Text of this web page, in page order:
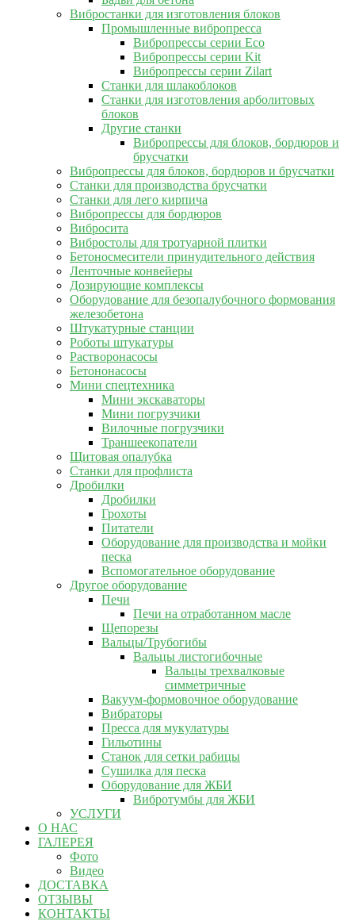
Вибростанки для изготовления блоков
Промышленные вибропресса
Вибропрессы серии Eco
Вибропрессы серии Kit
Вибропрессы серии Zilart
Станки для шлакоблоков
Станки для изготовления арболитовых
блоков
Другие станки
Вибропрессы для блоков, бордюров и
брусчатки
Вибропрессы для блоков, бордюров и брусчатки
Станки для производства брусчатки
Станки для лего кирпича
Вибропрессы для бордюров
Вибросита
Вибростолы для тротуарной плитки
Бетоносмесители принудительного действия
Ленточные конвейеры
Дозирующие комплексы
Оборудование для безопалубочного формования
железобетона
Штукатурные станции
Роботы штукатуры
Растворонасосы
Бетононасосы
Мини спецтехника
Мини экскаваторы
Мини погрузчики
Вилочные погрузчики
Траншеекопатели
Щитовая опалубка
Станки для профлиста
Дробилки
Дробилки
Грохоты
Питатели
Оборудование для производства и мойки
песка
Вспомогательное оборудование
Другое оборудование
Печи
Печи на отработанном масле
Щепорезы
Вальцы/Трубогибы
Вальцы листогибочные
Вальцы трехвалковые
симметричные
Вакуум-формовочное оборудование
Вибраторы
Пресса для мукулатуры
Гильотины
Станок для сетки рабицы
Сушилка для песка
Оборудование для ЖБИ
Вибротумбы для ЖБИ
УСЛУГИ
О НАС
ГАЛЕРЕЯ
Фото
Видео
ДОСТАВКА
ОТЗЫВЫ
КОНТАКТЫ